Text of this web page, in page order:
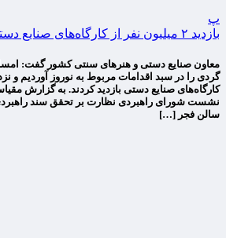
پ
بازدید ۲ میلیون نفر از کارگاه‌های صنایع دستی
معاون صنایع دستی و هنرهای سنتی کشور گفت:
کارگاه‌های صنایع دستی بازدید کردند. به گزارش
نشست شورای راهبردی نظارت بر تحقق سند
سالن فجر […]